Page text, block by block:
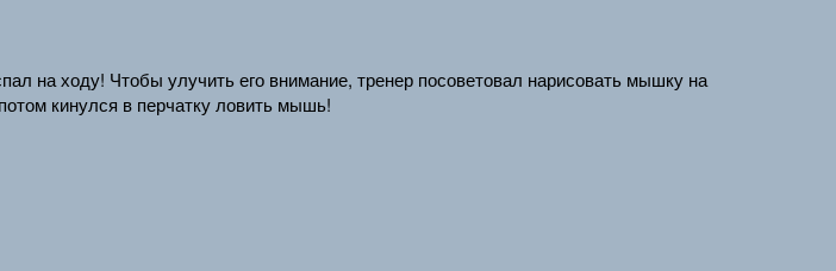
на ходу! Чтобы улучить его внимание, тренер посоветовал нарисовать мышку на
кинулся в перчатку ловить мышь!